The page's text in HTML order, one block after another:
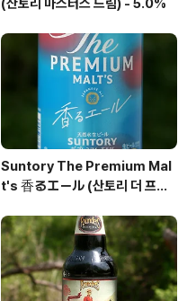
(산토리 마스터스 드림) - 5.0%
Suntory The Premium Mal
t's 香るエール (산토리 더 프리